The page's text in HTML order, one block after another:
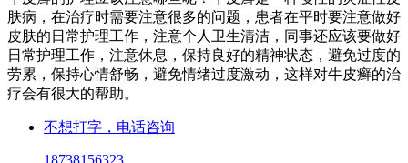
肤病，在治疗时需要注意很多的问题，患者在平时要注意做好
皮肤的日常护理工作，注意个人卫生清洁，同事还应该要做好
日常护理工作，注意休息，保持良好的精神状态，避免过度的
劳累，保持心情舒畅，避免情绪过度激动，这样对牛皮癣的治
疗会有很大的帮助。
不想打字，电话咨询
18738156323